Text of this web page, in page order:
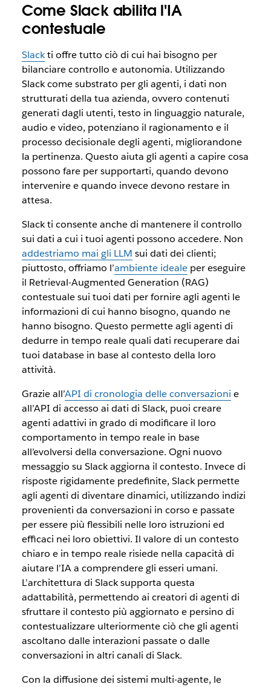
Come Slack abilita l'IA
contestuale
Slackti offre tutto ciò di cui hai bisogno per
bilanciare controllo e autonomia. Utilizzando
Slack come substrato per gli agenti, i dati non
strutturati della tua azienda, ovvero contenuti
generati dagli utenti, testo in linguaggio naturale,
audio e video, potenziano il ragionamento e il
processo decisionale degli agenti, migliorandone
la pertinenza. Questo aiuta gli agenti a capire cosa
possono fare per supportarti, quando devono
intervenire e quando invece devono restare in
attesa.
Slack ti consente anche di mantenere il controllo
sui dati a cui i tuoi agenti possono accedere. Non
addestriamo mai gli LLM sui dati dei clienti;
piuttosto, offriamo l’ambiente idealeper eseguire
il Retrieval-Augmented Generation (RAG)
contestuale sui tuoi dati per fornire agli agenti le
informazioni di cui hanno bisogno, quando ne
hanno bisogno. Questo permette agli agenti di
dedurre in tempo reale quali dati recuperare dai
tuoi database in base al contesto della loro
attività.
Grazie all’API di cronologia delle conversazioni e
all’API di accesso ai dati di Slack, puoi creare
agenti adattivi in grado di modificare il loro
comportamento in tempo reale in base
all’evolversi della conversazione. Ogni nuovo
messaggio su Slack aggiorna il contesto. Invece di
risposte rigidamente predefinite, Slack permette
agli agenti di diventare dinamici, utilizzando indizi
provenienti da conversazioni in corso e passate
per essere più flessibili nelle loro istruzioni ed
efficaci nei loro obiettivi. Il valore di un contesto
chiaro e in tempo reale risiede nella capacità di
aiutare l’IA a comprendere gli esseri umani.
L’architettura di Slack supporta questa
adattabilità, permettendo ai creatori di agenti di
sfruttare il contesto più aggiornato e persino di
contestualizzare ulteriormente ciò che gli agenti
ascoltano dalle interazioni passate o dalle
conversazioni in altri canali di Slack.
Con la diffusione dei sistemi multi-agente, le